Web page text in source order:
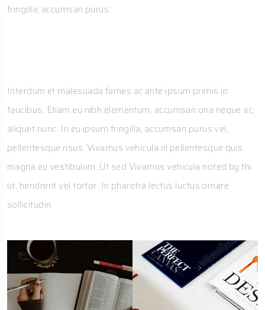
fringilla, accumsan purus.
Interdum et malesuada fames ac ante ipsum primis in
faucibus. Etiam eu nibh elementum, accumsan ona neque ac,
aliquet nunc. In eu ipsum fringilla, accumsan purus vel,
pellentesque risus. Vivamus vehicula nl pellentesque quis
magna eu vestibulum. Ut sed Vivamus vehicula noted by thi
ut, hendrerit vel tortor. In pharetra lectus luctus ornare
sollicitudin.